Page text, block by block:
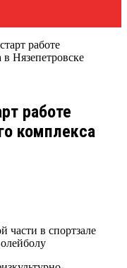
работе
Нязепетровске
работе
комплекса
части в спортзале